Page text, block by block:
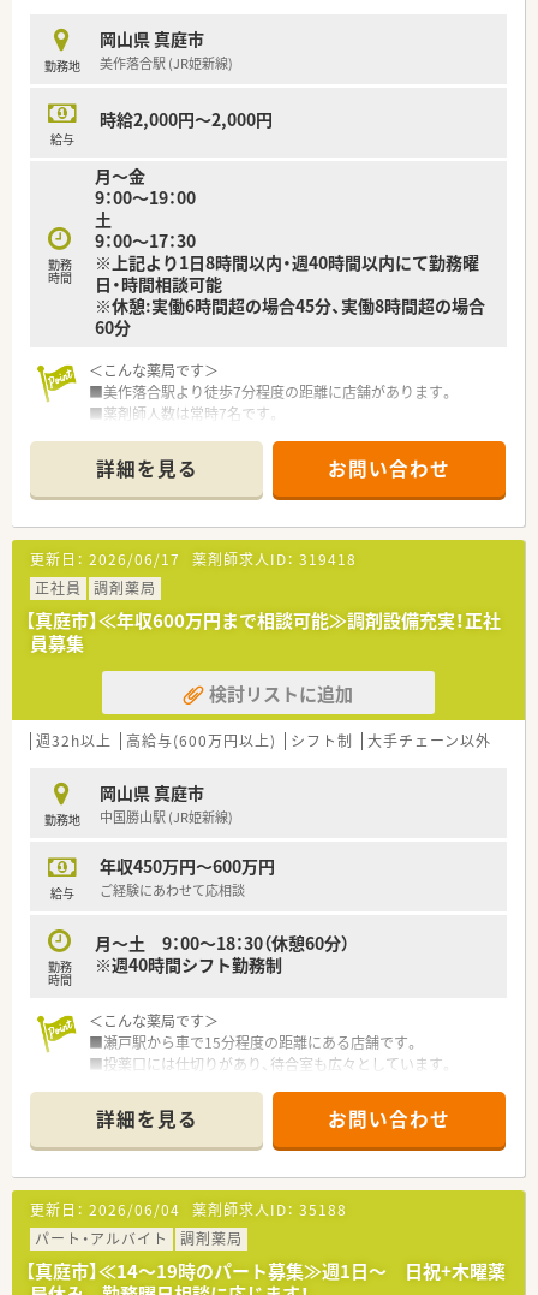
謝の気持ちを持って接することができる方を心よりお待ちして
います。
■多忙な時間帯でも周囲のスタッフと協力しながら、正確かつ迅
ます。
■岡山県内の真庭市や岡山市、総社市を中心に地域密着型の店舗
展開を行っており、地元に根差した安定経営を続けている法人で
す。
■共生という企業理念を掲げており、患者様だけでなく共に働く
仲間に対しても感謝の気持ちを忘れない社風が大きな特徴で
す。
■業績に連動した昇給制度や年2回の賞与支給など、頑張りがし
っかりと還元される仕組みが整っているため長く安心して働け
【求人情報について】
■正社員としてお迎えし、年収はご経験や前職の給与を考慮した
上で最大650万円という高水準な条件でのご相談が可能となっ
ています。
■昇給は年1回4月に実施されており、日々の業務への取り組み
や成果が着実に給与へ反映される公平な評価制度を導入してい
ます。
■各種社会保険の完備はもちろんのこと、長く勤めていただいた
方を対象とした退職金制度も用意されており福利厚生も充実し
ています。
勤務地
岡山県 真庭市
美作落合駅 (JR姫新線)
給与
時給2,000円～2,000円
勤務
時間
月～金
9：00～19：00
土
9：00～17：30
※上記より1日8時間以内・週40時間以内にて勤務曜
日・時間相談可能
※休憩:実働6時間超の場合45分、実働8時間超の場合
60分
＜こんな薬局です＞
■美作落合駅より徒歩7分程度の距離に店舗があります。
■薬剤師人数は常時7名です。
＜業務内容＞
■門前の病院より幅広い処方を応需しています。
■処方箋枚数は約110枚/日です。
＜研修制度＞
■現場の先輩薬剤師より指導を受けて頂きます。
＜法人特徴＞
■岡山県を拠点に店舗を展開している地元の調剤薬局です。
＜こんな方にもおすすめ＞
■幅広い処方に触れて経験を積みたい方
■地域に根付いた調剤薬局で地域医療に貢献したい方
詳細を見る お問い合わせ
更新日： 2026/06/17 薬剤師求人ID： 319418
正社員
調剤薬局
【真庭市】≪年収600万円まで相談可能≫調剤設備充実！正社
員募集
検討リストに追加
週32h以上 高給与(600万円以上) シフト制 大手チェーン以外
勤務地
岡山県 真庭市
中国勝山駅 (JR姫新線)
給与
年収450万円～600万円
ご経験にあわせて応相談
勤務
時間
月～土 9：00～18：30（休憩60分）
※週40時間シフト勤務制
＜こんな薬局です＞
■瀬戸駅から車で15分程度の距離にある店舗です。
■投薬口には仕切りがあり、待合室も広々としています。
＜業務内容＞
■隣接する病院より内科・外科・整形外科ほか応需。幅広い処方
箋に触れることができます。
■処方箋枚数は約60枚/日です。
＜研修制度＞
■現場の先輩薬剤師より指導を受けて頂きます。
＜法人特徴＞
詳細を見る お問い合わせ
更新日： 2026/06/04 薬剤師求人ID： 35188
パート・アルバイト
調剤薬局
【真庭市】≪14～19時のパート募集≫週1日～ 日祝+木曜薬